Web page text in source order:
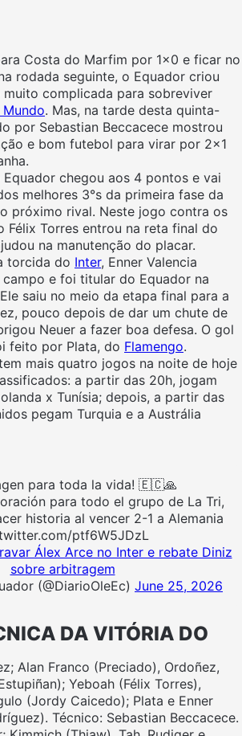
Costa do Marfim por 1×0 e ficar no
rodada seguinte, o Equador criou
muito complicada para sobreviver
. Mas, na tarde desta quinta-
por Sebastian Beccacece mostrou
e bom futebol para virar por 2×1
chegou aos 4 pontos e vai
melhores 3°s da primeira fase da
próximo rival. Neste jogo contra os
Félix Torres entrou na reta final do
na manutenção do placar.
torcida do Inter, Enner Valencia
e foi titular do Equador na
saiu no meio da etapa final para a
pouco depois de dar um chute de
Neuer a fazer boa defesa. O gol
feito por Plata, do Flamengo.
mais quatro jogos na noite de hoje
a partir das 20h, jogam
x Tunísia; depois, a partir das
pegam Turquia e a Austrália
para toda la vida! 🇪🇨🙏
para todo el grupo de La Tri,
historia al vencer 2-1 a Alemania
ptf6W5JDzL
Álex Arce no Inter e rebate Diniz
sobre arbitragem
(@DiarioOleEc) June 25, 2026
DA VITÓRIA DO
Alan Franco (Preciado), Ordoñez,
Yeboah (Félix Torres),
(Jordy Caicedo); Plata e Enner
Técnico: Sebastian Beccacece.